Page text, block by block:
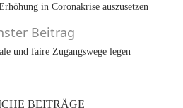
in Coronakrise auszusetzen
Beitrag
und faire Zugangswege legen
BEITRÄGE